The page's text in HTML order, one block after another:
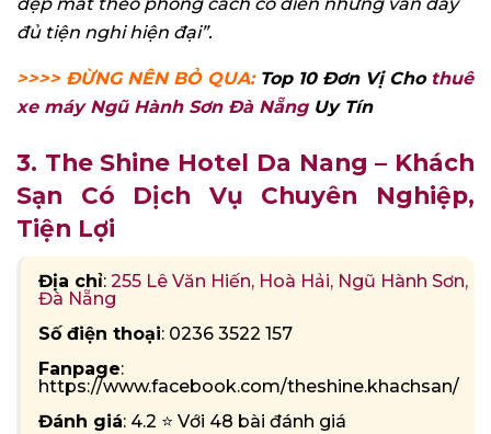
đủ tiện nghi hiện đại”.
>>>> ĐỪNG NÊN BỎ QUA: Top 10 Đơn Vị Cho thuê
xe máy Ngũ Hành Sơn Đà Nẵng Uy Tín
3. The Shine Hotel Da Nang – Khách
Sạn Có Dịch Vụ Chuyên Nghiệp,
Tiện Lợi
Địa chỉ: 255 Lê Văn Hiến, Hoà Hải, Ngũ Hành Sơn,
Đà Nẵng
Số điện thoại: 0236 3522 157
Fanpage:
https://www.facebook.com/theshine.khachsan/
Đánh giá: 4.2 ⭐ Với 48 bài đánh giá